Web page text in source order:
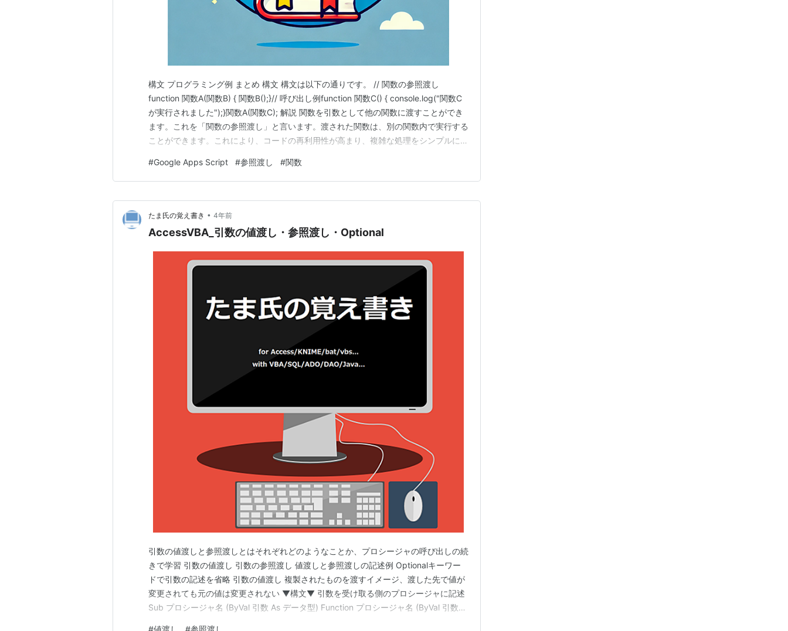
構文 プログラミング例 まとめ 構文 構文は以下の通りです。 // 関数の参照渡し
function 関数A(関数B) { 関数B();}// 呼び出し例function 関数C() { console.log("関数C
が実行されました");}関数A(関数C); 解説 関数を引数として他の関数に渡すことができ
ます。これを「関数の参照渡し」と言います。渡された関数は、別の関数内で実行する
ことができます。これにより、コードの再利用性が高まり、複雑な処理をシンプルに記
す。そして「関数A」内で「関数B」を実行します。実際には「…
#Google Apps Script #参照渡し #関数
たま氏の覚え書き • 4年前
AccessVBA_引数の値渡し・参照渡し・Optional
引数の値渡しと参照渡しとはそれぞれどのようなことか、プロシージャの呼び出しの続
きで学習 引数の値渡し 引数の参照渡し 値渡しと参照渡しの記述例 Optionalキーワー
ドで引数の記述を省略 引数の値渡し 複製されたものを渡すイメージ、渡した先で値が
変更されても元の値は変更されない ▼構文▼ 引数を受け取る側のプロシージャに記述
Sub プロシージャ名 (ByVal 引数 As データ型) Function プロシージャ名 (ByVal 引数